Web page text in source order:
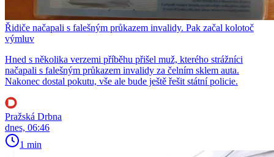
Řidiče načapali s falešným průkazem invalidy. Pak začal kolotoč
výmluv
Hned s několika verzemi příběhu přišel muž, kterého strážníci
načapali s falešným průkazem invalidy za čelním sklem auta.
Nakonec dostal pokutu, vše ale bude ještě řešit státní policie.
Pražská Drbna
dnes, 06:46
1 min